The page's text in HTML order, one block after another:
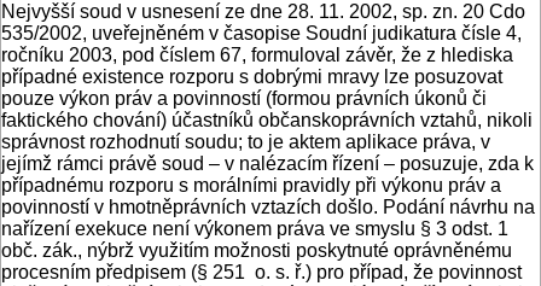
Nejvyšší soud v usnesení ze dne 28. 11. 2002, sp. zn. 20 Cdo
535/2002, uveřejněném v časopise Soudní judikatura čísle 4,
ročníku 2003, pod číslem 67, formuloval závěr, že z hlediska
případné existence rozporu s dobrými mravy lze posuzovat
pouze výkon práv a povinností (formou právních úkonů či
faktického chování) účastníků občanskoprávních vztahů, nikoli
správnost rozhodnutí soudu; to je aktem aplikace práva, v
jejímž rámci právě soud – v nalézacím řízení – posuzuje, zda k
případnému rozporu s morálními pravidly při výkonu práv a
povinností v hmotněprávních vztazích došlo. Podání návrhu na
nařízení exekuce není výkonem práva ve smyslu § 3 odst. 1
obč. zák., nýbrž využitím možnosti poskytnuté oprávněnému
procesním předpisem (§ 251 o. s. ř.) pro případ, že povinnost